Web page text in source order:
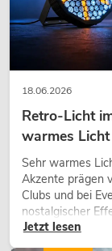
18.06.2026
Retro-Licht
warmes
Sehr warmes
Akzente prägen
Clubs und bei
nostalgischer
Jetzt lesen